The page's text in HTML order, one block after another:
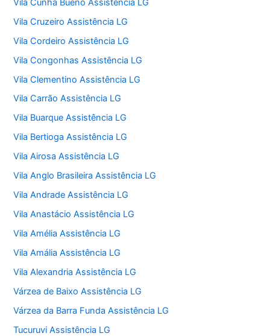
Vila Cunha Bueno Assistência LG
Vila Cruzeiro Assistência LG
Vila Cordeiro Assistência LG
Vila Congonhas Assistência LG
Vila Clementino Assistência LG
Vila Carrão Assistência LG
Vila Buarque Assistência LG
Vila Bertioga Assistência LG
Vila Airosa Assistência LG
Vila Anglo Brasileira Assistência LG
Vila Andrade Assistência LG
Vila Anastácio Assistência LG
Vila Amélia Assistência LG
Vila Amália Assistência LG
Vila Alexandria Assistência LG
Várzea de Baixo Assistência LG
Várzea da Barra Funda Assistência LG
Tucuruvi Assistência LG